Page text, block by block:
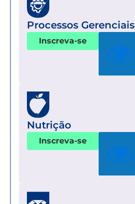
Processos Gerenciais
Inscreva-se
Nutrição
Inscreva-se